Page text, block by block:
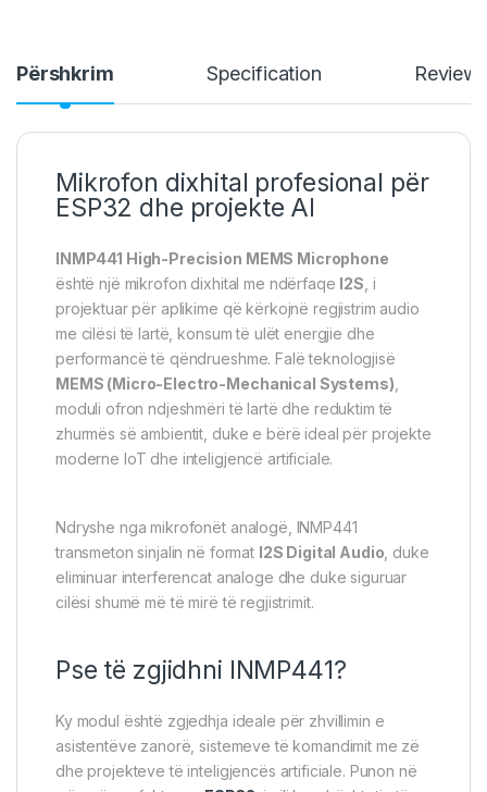
Përshkrim Specification
Mikrofon dixhital profesional për
ESP32 dhe projekte AI
INMP441 High-Precision MEMS Microphone
është një mikrofon dixhital me ndërfaqe I2S, i
projektuar për aplikime që kërkojnë regjistrim audio
me cilësi të lartë, konsum të ulët energjie dhe
performancë të qëndrueshme. Falë teknologjisë
MEMS (Micro-Electro-Mechanical Systems),
moduli ofron ndjeshmëri të lartë dhe reduktim të
zhurmës së ambientit, duke e bërë ideal për projekte
moderne IoT dhe inteligjencë artificiale.
Ndryshe nga mikrofonët analogë, INMP441
transmeton sinjalin në format I2S Digital Audio, duke
eliminuar interferencat analoge dhe duke siguruar
cilësi shumë më të mirë të regjistrimit.
Pse të zgjidhni INMP441?
Ky modul është zgjedhja ideale për zhvillimin e
asistentëve zanorë, sistemeve të komandimit me zë
dhe projekteve të inteligjencës artificiale. Punon në